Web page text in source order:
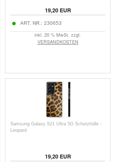
19,20EUR
ART. NR.: 230653
inkl. 20 % MwSt. zzgl.
VERSANDKOSTEN
Samsung Galaxy S21 Ultra 5G Schutzhülle -
Leopard
19,20EUR